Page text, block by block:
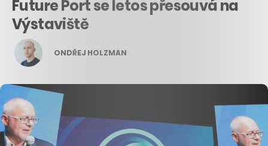
Future Port se letos přesouvá na
Výstaviště
ONDŘEJ HOLZMAN